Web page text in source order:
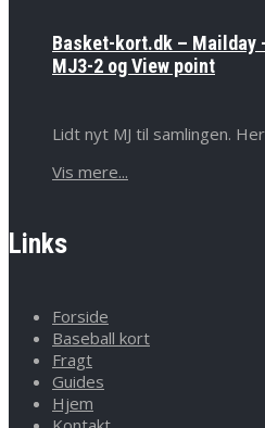
Basket-kort.dk – Mailday
MJ3-2 og View point
Lidt nyt MJ til samlingen.
Vis mere...
Links
Forside
Baseball kort
Fragt
Guides
Hjem